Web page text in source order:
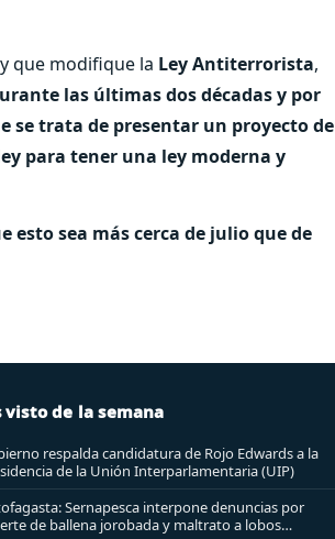
que modifique la Ley Antiterrorista,
las últimas dos décadas y por
se trata de presentar un proyecto de
para tener una ley moderna y
sea más cerca de julio que de
visto de la semana
respalda candidatura de Rojo Edwards a la
de la Unión Interparlamentaria (UIP)
Sernapesca interpone denuncias por
de ballena jorobada y maltrato a lobos